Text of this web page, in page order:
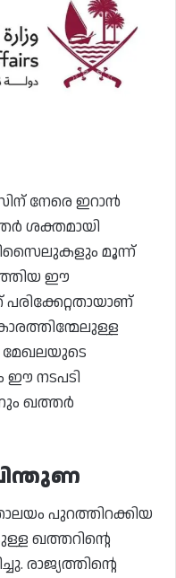
നേരെ ഇറാൻ
ശക്തമായി
മിസൈലുകളും മൂന്ന്
ഈ
മേഖലയുടെ
നടപടി
ഖത്തർ
പുറത്തിറക്കിയ
ഖത്തറിന്റെ
രാജ്യത്തിന്റെ